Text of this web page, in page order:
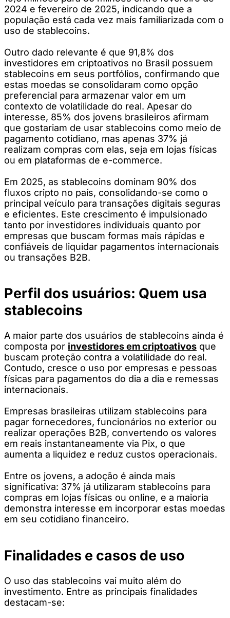
2024 e fevereiro de 2025, indicando que a
população está cada vez mais familiarizada com o
uso de stablecoins.
Outro dado relevante é que 91,8% dos
investidores em criptoativos no Brasil possuem
stablecoins em seus portfólios, confirmando que
estas moedas se consolidaram como opção
preferencial para armazenar valor em um
contexto de volatilidade do real. Apesar do
interesse, 85% dos jovens brasileiros afirmam
que gostariam de usar stablecoins como meio de
pagamento cotidiano, mas apenas 37% já
realizam compras com elas, seja em lojas físicas
ou em plataformas de e-commerce.
Em 2025, as stablecoins dominam 90% dos
fluxos cripto no país, consolidando-se como o
principal veículo para transações digitais seguras
e eficientes. Este crescimento é impulsionado
tanto por investidores individuais quanto por
empresas que buscam formas mais rápidas e
confiáveis de liquidar pagamentos internacionais
ou transações B2B.
Perfil dos usuários: Quem usa
stablecoins
A maior parte dos usuários de stablecoins ainda é
composta por investidores em criptoativos que
buscam proteção contra a volatilidade do real.
Contudo, cresce o uso por empresas e pessoas
físicas para pagamentos do dia a dia e remessas
internacionais.
Empresas brasileiras utilizam stablecoins para
pagar fornecedores, funcionários no exterior ou
realizar operações B2B, convertendo os valores
em reais instantaneamente via Pix, o que
aumenta a liquidez e reduz custos operacionais.
Entre os jovens, a adoção é ainda mais
significativa: 37% já utilizaram stablecoins para
compras em lojas físicas ou online, e a maioria
demonstra interesse em incorporar estas moedas
em seu cotidiano financeiro.
Finalidades e casos de uso
O uso das stablecoins vai muito além do
investimento. Entre as principais finalidades
destacam-se: